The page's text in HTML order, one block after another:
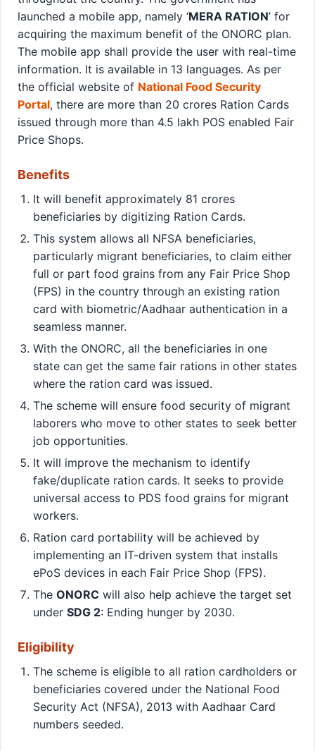
launched a mobile app, namely ‘MERA RATION’ for
acquiring the maximum benefit of the ONORC plan.
The mobile app shall provide the user with real-time
information. It is available in 13 languages. As per
the official website of National Food Security
Portal, there are more than 20 crores Ration Cards
issued through more than 4.5 lakh POS enabled Fair
Price Shops.
Benefits
It will benefit approximately 81 crores
beneficiaries by digitizing Ration Cards.
This system allows all NFSA beneficiaries,
particularly migrant beneficiaries, to claim either
full or part food grains from any Fair Price Shop
(FPS) in the country through an existing ration
card with biometric/Aadhaar authentication in a
seamless manner.
With the ONORC, all the beneficiaries in one
state can get the same fair rations in other states
where the ration card was issued.
The scheme will ensure food security of migrant
laborers who move to other states to seek better
job opportunities.
It will improve the mechanism to identify
fake/duplicate ration cards. It seeks to provide
universal access to PDS food grains for migrant
workers.
Ration card portability will be achieved by
implementing an IT-driven system that installs
ePoS devices in each Fair Price Shop (FPS).
TheONORC will also help achieve the target set
underSDG 2: Ending hunger by 2030.
Eligibility
The scheme is eligible to all ration cardholders or
beneficiaries covered under the National Food
Security Act (NFSA), 2013 with Aadhaar Card
numbers seeded.